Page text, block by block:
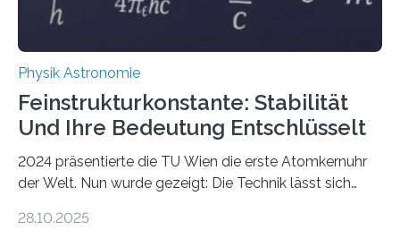
Physik Astronomie
Feinstrukturkonstante: Stabilität
Und Ihre Bedeutung Entschlüsselt
2024 präsentierte die TU Wien die erste Atomkernuhr
der Welt. Nun wurde gezeigt: Die Technik lässt sich
fundamentalen Physik nachzugehen. Thorium-
28.10.2025